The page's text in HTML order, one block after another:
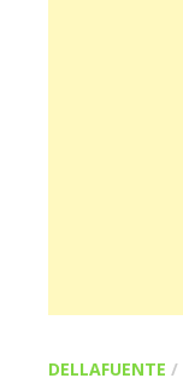
DELLAFUENTE /